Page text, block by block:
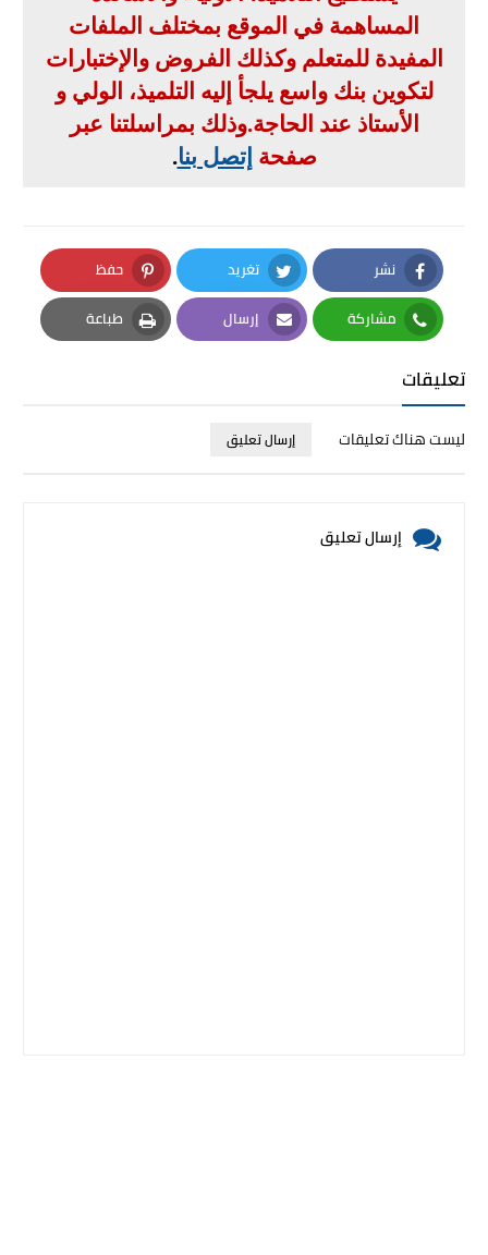
المساهمة في الموقع بمختلف الملفات
المفيدة للمتعلم وكذلك الفروض والإختبارات
لتكوين بنك واسع يلجأ إليه التلميذ، الولي و
الأستاذ عند الحاجة.وذلك بمراسلتنا عبر
صفحة إتصل بنا.
نشر
Facebook
تغريد
Twitter
حفظ
Pinterest
مشاركة
Whatsapp
إرسال
Email
طباعة
Print
تعليقات
ليست هناك تعليقات إرسال تعليق
إرسال تعليق